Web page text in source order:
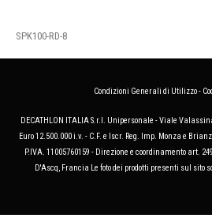
SPK100-RD-8
Condizioni Generali di Utilizzo-
DECATHLON ITALIA S.r.l. Unipersonale - Viale
Euro 12.500.000 i.v. - C.F. e Iscr. Reg. Imp. Monza e
P.IVA. 11005760159 - Direzione e coordinamento art.
D'Ascq, Francia Le foto dei prodotti presenti sul sito